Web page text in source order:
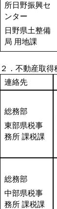
所日野振興セ
ンター
日野県土整備
局 用地課
２．不動産取
連絡先
総務部
東部県税事
務所 課税課
総務部
中部県税事
務所 課税課